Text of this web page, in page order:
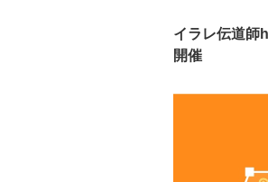
イラレ伝道師
開催